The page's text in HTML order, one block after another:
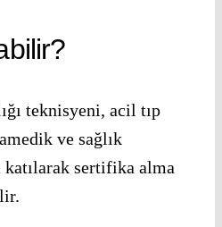
teknisyeni, acil tıp
ve sağlık
katılarak sertifika alma